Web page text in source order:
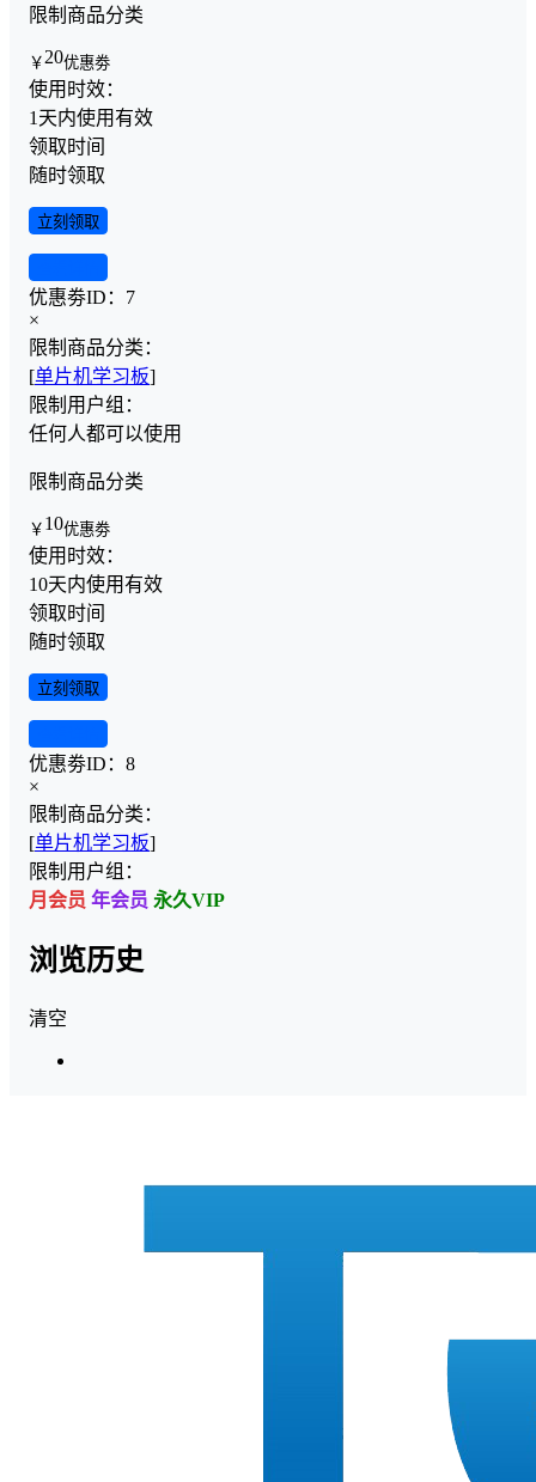
限制商品分类
￥ 20优惠劵
使用时效：
1天内使用有效
领取时间
随时领取
立刻领取
优惠劵ID： 7
×
限制商品分类：
[单片机学习板]
限制用户组：
任何人都可以使用
限制商品分类
￥ 10优惠劵
使用时效：
10天内使用有效
领取时间
随时领取
立刻领取
优惠劵ID： 8
×
限制商品分类：
[单片机学习板]
限制用户组：
月会员 年会员 永久VIP
浏览历史
清空